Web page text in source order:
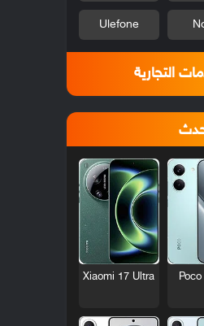
Ulefone
التجارية
Xiaomi 17 Ultra